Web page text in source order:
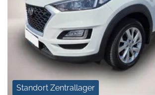
Standort Zentrallager